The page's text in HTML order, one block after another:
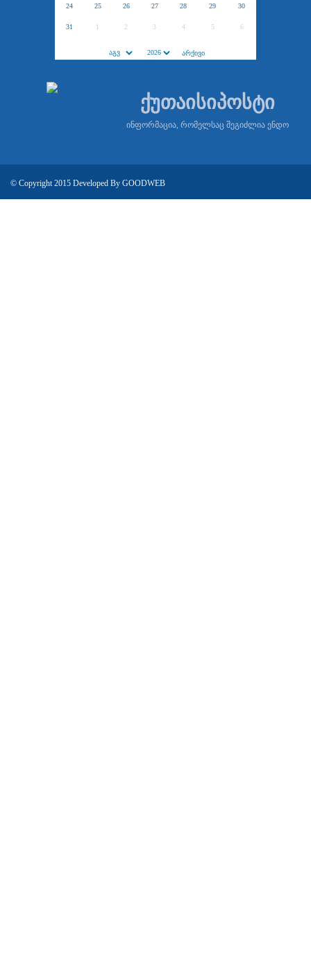
24 25 26 27 28 29 30
31 1 2 3 4 5 6
ქუთაისიპოსტი
ინფორმაცია, რომელსაც შეგიძლია ენდო
© Copyright 2015 Developed By GOODWEB